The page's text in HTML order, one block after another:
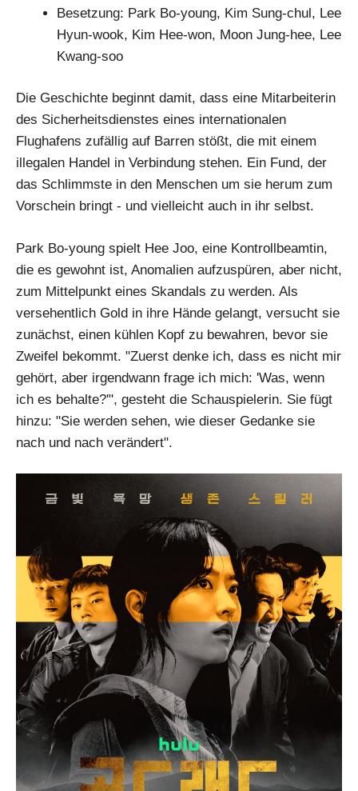
Besetzung: Park Bo-young, Kim Sung-chul, Lee
Hyun-wook, Kim Hee-won, Moon Jung-hee, Lee
Kwang-soo
Die Geschichte beginnt damit, dass eine Mitarbeiterin
des Sicherheitsdienstes eines internationalen
Flughafens zufällig auf Barren stößt, die mit einem
illegalen Handel in Verbindung stehen. Ein Fund, der
das Schlimmste in den Menschen um sie herum zum
Vorschein bringt - und vielleicht auch in ihr selbst.
Park Bo-young spielt Hee Joo, eine Kontrollbeamtin,
die es gewohnt ist, Anomalien aufzuspüren, aber nicht,
zum Mittelpunkt eines Skandals zu werden. Als
versehentlich Gold in ihre Hände gelangt, versucht sie
zunächst, einen kühlen Kopf zu bewahren, bevor sie
Zweifel bekommt. "Zuerst denke ich, dass es nicht mir
gehört, aber irgendwann frage ich mich: 'Was, wenn
ich es behalte?'", gesteht die Schauspielerin. Sie fügt
hinzu: "Sie werden sehen, wie dieser Gedanke sie
nach und nach verändert".